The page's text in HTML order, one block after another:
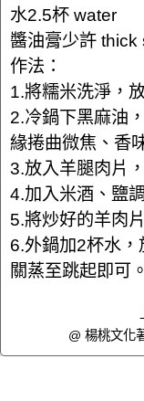
水2.5杯 water
醬油膏少許 thick
作法：
1.將糯米洗淨，
2.冷鍋下黑麻油
緣捲曲微焦、香
3.放入羊腿肉片
4.加入米酒、鹽
5.將炒好的羊肉
6.外鍋加2杯水
關蒸至跳起即可。
@ 楊桃文化